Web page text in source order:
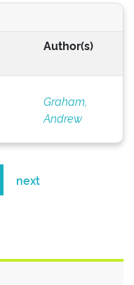
Author(s)
Graham,
Andrew
next